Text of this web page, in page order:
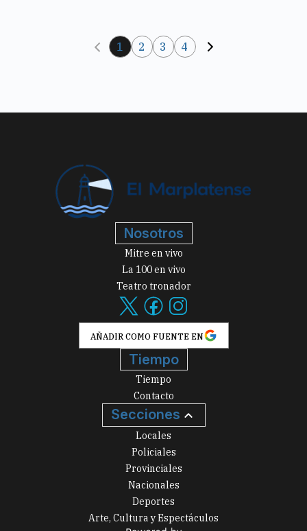
1 2 3 4
Nosotros
Mitre en vivo
La 100 en vivo
Teatro tronador
AÑADIR COMO FUENTE EN
Tiempo
Tiempo
Contacto
Secciones
Locales
Policiales
Provinciales
Nacionales
Deportes
Arte, Cultura y Espectáculos